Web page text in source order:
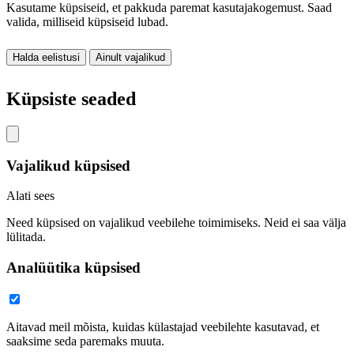
Kasutame küpsiseid, et pakkuda paremat kasutajakogemust. Saad
valida, milliseid küpsiseid lubad.
Halda eelistusi Ainult vajalikud
Küpsiste seaded
Vajalikud küpsised
Alati sees
Need küpsised on vajalikud veebilehe toimimiseks. Neid ei saa välja
lülitada.
Analüütika küpsised
Aitavad meil mõista, kuidas külastajad veebilehte kasutavad, et
saaksime seda paremaks muuta.